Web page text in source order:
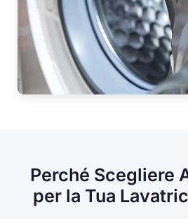
Perché Scegliere
per la Tua